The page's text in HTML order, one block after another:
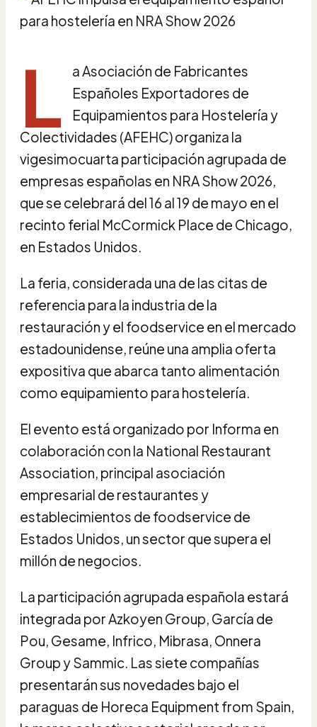
L
a Asociación de Fabricantes
Españoles Exportadores de
Equipamientos para Hostelería y
Colectividades (AFEHC) organiza la
vigesimocuarta participación agrupada de
empresas españolas en NRA Show 2026,
que se celebrará del 16 al 19 de mayo en el
recinto ferial McCormick Place de Chicago,
en Estados Unidos.
La feria, considerada una de las citas de
referencia para la industria de la
restauración y el foodservice en el mercado
estadounidense, reúne una amplia oferta
expositiva que abarca tanto alimentación
como equipamiento para hostelería.
El evento está organizado por Informa en
colaboración con la National Restaurant
Association, principal asociación
empresarial de restaurantes y
establecimientos de foodservice de
Estados Unidos, un sector que supera el
millón de negocios.
La participación agrupada española estará
integrada por Azkoyen Group, García de
Pou, Gesame, Infrico, Mibrasa, Onnera
Group y Sammic. Las siete compañías
presentarán sus novedades bajo el
paraguas de Horeca Equipment from Spain,